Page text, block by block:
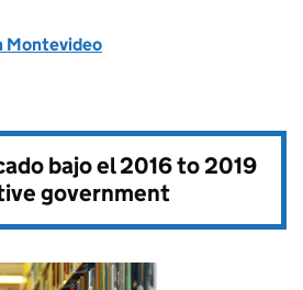
Montevideo
bajo el2016 to 2019
government